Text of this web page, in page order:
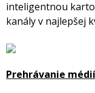
inteligentnou
kanály v najlepšej
Prehrávanie médií